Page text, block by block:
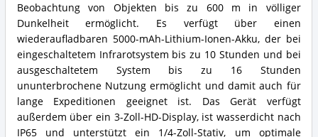
Beobachtung von Objekten bis zu 600 m in völliger
Dunkelheit ermöglicht. Es verfügt über einen
wiederaufladbaren 5000-mAh-Lithium-Ionen-Akku, der bei
eingeschaltetem Infrarotsystem bis zu 10 Stunden und bei
ausgeschaltetem System bis zu 16 Stunden
ununterbrochene Nutzung ermöglicht und damit auch für
lange Expeditionen geeignet ist. Das Gerät verfügt
außerdem über ein 3-Zoll-HD-Display, ist wasserdicht nach
IP65 und unterstützt ein 1/4-Zoll-Stativ, um optimale